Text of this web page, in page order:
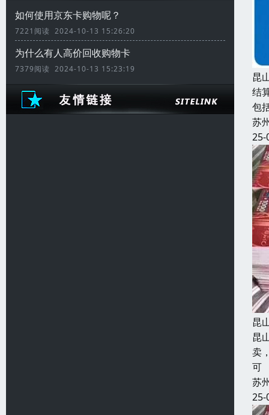
如何使用京东卡购物呢？
7221阅读 2024-10-13 15:26:20
为什么有人高价回收购物卡
7379阅读 2024-10-13 15:23:19
昆
结
包
苏
25-
昆
昆
卖
可
苏
25-